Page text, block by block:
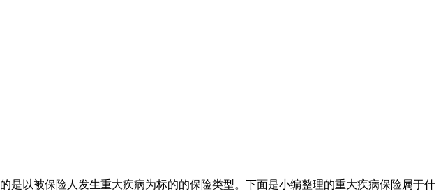
以被保险人发生重大疾病为标的的保险类型。下面是小编整理的重大疾病保险属于什